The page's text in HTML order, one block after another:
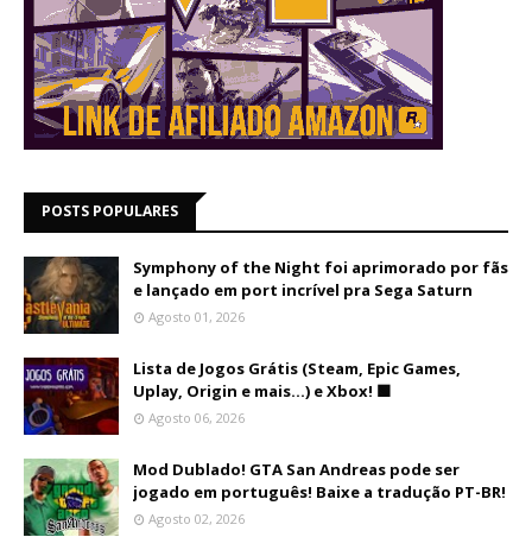
POSTS POPULARES
Symphony of the Night foi aprimorado por fãs
e lançado em port incrível pra Sega Saturn
Agosto 01, 2026
Lista de Jogos Grátis (Steam, Epic Games,
Uplay, Origin e mais...) e Xbox! 🟩
Agosto 06, 2026
Mod Dublado! GTA San Andreas pode ser
jogado em português! Baixe a tradução PT-BR!
Agosto 02, 2026